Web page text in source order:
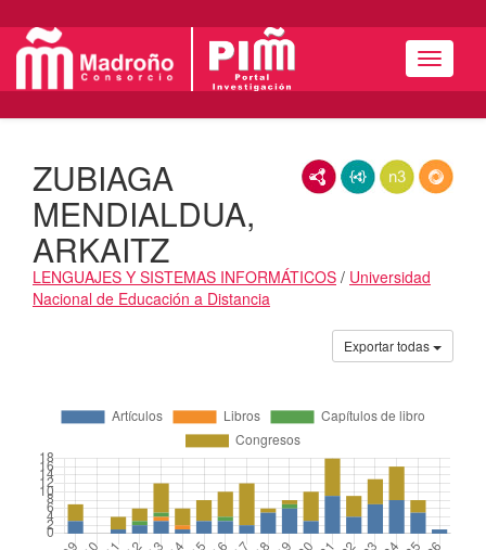
Menú
RDF/XMLJSON-LDN3/Turtle
ZUBIAGA
MENDIALDUA,
ARKAITZ
LENGUAJES Y SISTEMAS INFORMÁTICOS / Universidad
Nacional de Educación a Distancia
Exportar todas